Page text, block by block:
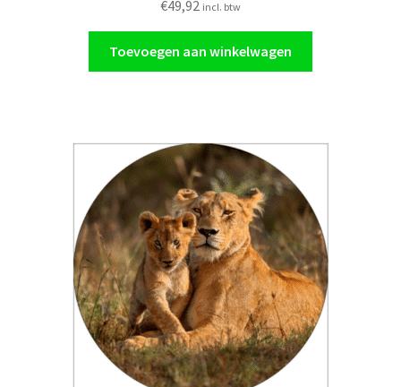
€49,92 incl. btw
Toevoegen aan winkelwagen